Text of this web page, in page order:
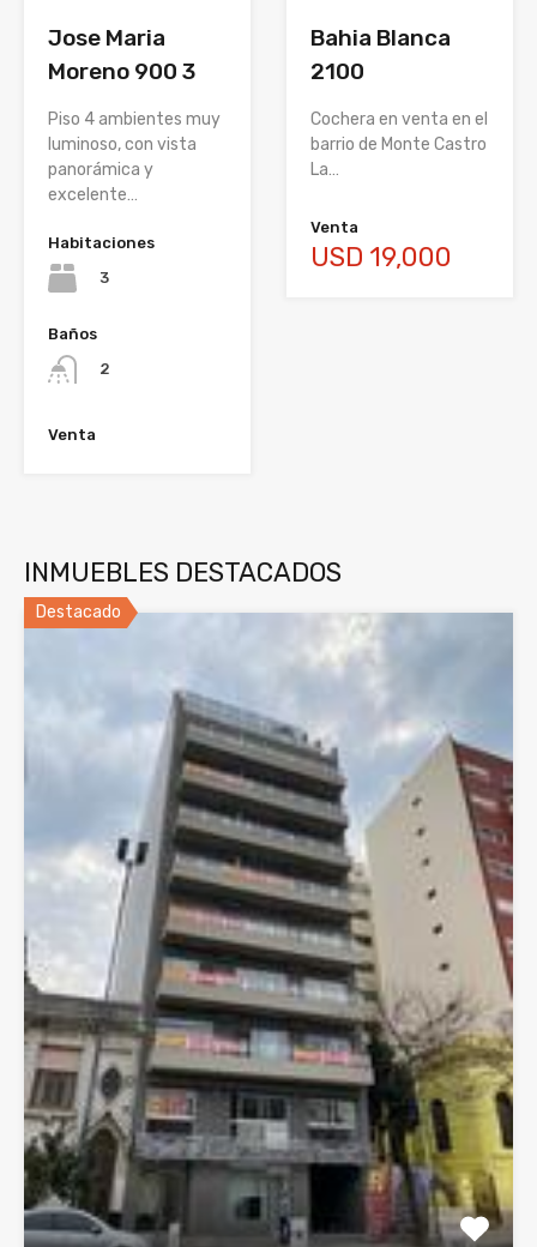
Jose Maria
Moreno 900 3
Piso 4 ambientes muy
luminoso, con vista
panorámica y
excelente…
Habitaciones
3
Baños
2
Venta
Bahia Blanca
2100
Cochera en venta en el
barrio de Monte Castro
La…
Venta
USD 19,000
INMUEBLES DESTACADOS
Destacado